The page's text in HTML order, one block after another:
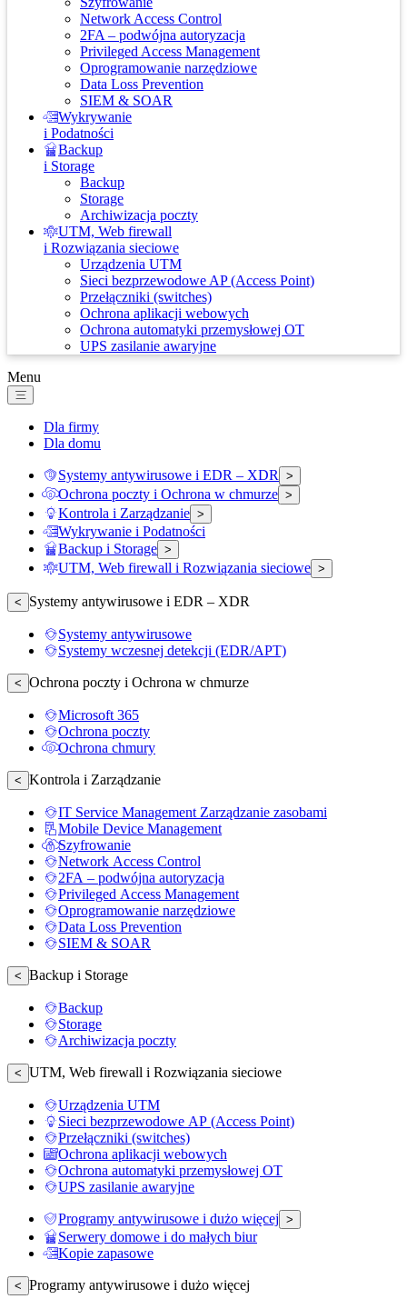
Network Access Control
2FA – podwójna autoryzacja
Privileged Access Management
Oprogramowanie narzędziowe
Data Loss Prevention
SIEM & SOAR
Wykrywanie
i Podatności
Backup
i Storage
Backup
Storage
Archiwizacja poczty
UTM, Web firewall
i Rozwiązania sieciowe
Urządzenia UTM
Sieci bezprzewodowe AP (Access Point)
Przełączniki (switches)
Ochrona aplikacji webowych
Ochrona automatyki przemysłowej OT
UPS zasilanie awaryjne
Menu
Dla firmy
Dla domu
Systemy antywirusowe i EDR – XDR >
Ochrona poczty i Ochrona w chmurze >
Kontrola i Zarządzanie >
Wykrywanie i Podatności
Backup i Storage >
UTM, Web firewall i Rozwiązania sieciowe >
< Systemy antywirusowe i EDR – XDR
Systemy antywirusowe
Systemy wczesnej detekcji (EDR/APT)
< Ochrona poczty i Ochrona w chmurze
Microsoft 365
Ochrona poczty
Ochrona chmury
< Kontrola i Zarządzanie
IT Service Management Zarządzanie zasobami
Mobile Device Management
Szyfrowanie
Network Access Control
2FA – podwójna autoryzacja
Privileged Access Management
Oprogramowanie narzędziowe
Data Loss Prevention
SIEM & SOAR
< Backup i Storage
Backup
Storage
Archiwizacja poczty
< UTM, Web firewall i Rozwiązania sieciowe
Urządzenia UTM
Sieci bezprzewodowe AP (Access Point)
Przełączniki (switches)
Ochrona aplikacji webowych
Ochrona automatyki przemysłowej OT
UPS zasilanie awaryjne
Programy antywirusowe i dużo więcej >
Serwery domowe i do małych biur
Kopie zapasowe
< Programy antywirusowe i dużo więcej